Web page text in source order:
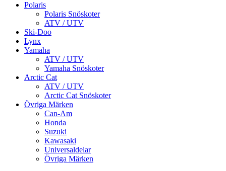
Polaris
Polaris Snöskoter
ATV / UTV
Ski-Doo
Lynx
Yamaha
ATV / UTV
Yamaha Snöskoter
Arctic Cat
ATV / UTV
Arctic Cat Snöskoter
Övriga Märken
Can-Am
Honda
Suzuki
Kawasaki
Universaldelar
Övriga Märken